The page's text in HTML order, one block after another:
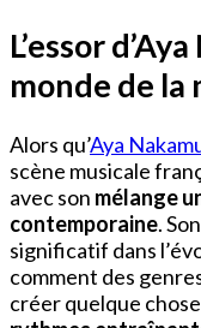
L’essor
monde de la
Alors qu’Aya
scène musicale
avec son mélange
contemporaine.
significatif dans
comment des
créer quelque